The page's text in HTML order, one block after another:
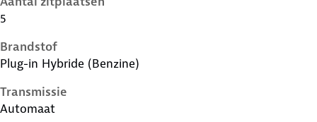
5
Brandstof
Plug-in Hybride (Benzine)
Transmissie
Automaat